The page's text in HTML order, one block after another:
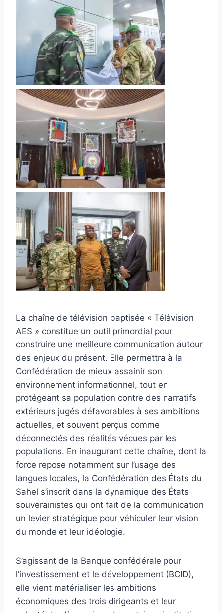
La chaîne de télévision baptisée « Télévision
AES » constitue un outil primordial pour
construire une meilleure communication autour
des enjeux du présent. Elle permettra à la
Confédération de mieux assainir son
environnement informationnel, tout en
protégeant sa population contre des narratifs
extérieurs jugés défavorables à ses ambitions
actuelles, et souvent perçus comme
déconnectés des réalités vécues par les
populations. En inaugurant cette chaîne, dont la
force repose notamment sur l’usage des
langues locales, la Confédération des États du
Sahel s’inscrit dans la dynamique des États
souverainistes qui ont fait de la communication
un levier stratégique pour véhiculer leur vision
du monde et leur idéologie.
S’agissant de la Banque confédérale pour
l’investissement et le développement (BCID),
elle vient matérialiser les ambitions
économiques des trois dirigeants et leur